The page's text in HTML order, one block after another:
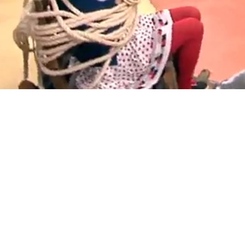
Guillermo tiene que salvar a Flipa del temido King Kong
Flipy Programa